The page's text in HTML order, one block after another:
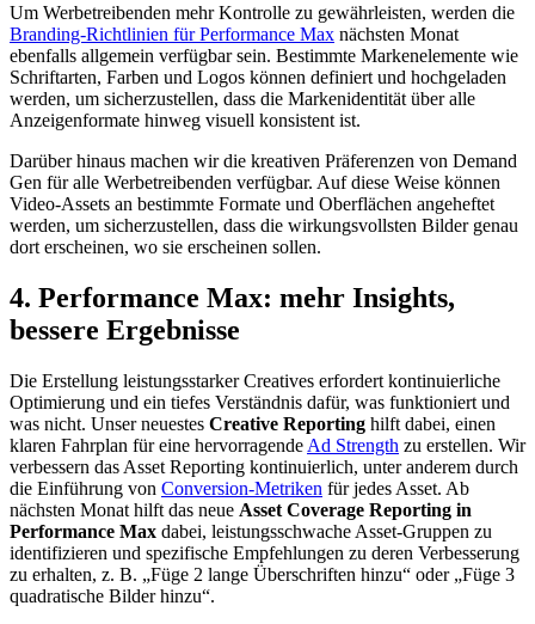
Um Werbetreibenden mehr Kontrolle zu gewährleisten, werden die
Branding-Richtlinien für Performance Max nächsten Monat
ebenfalls allgemein verfügbar sein. Bestimmte Markenelemente wie
Schriftarten, Farben und Logos können definiert und hochgeladen
werden, um sicherzustellen, dass die Markenidentität über alle
Anzeigenformate hinweg visuell konsistent ist.
Darüber hinaus machen wir die kreativen Präferenzen von Demand
Gen für alle Werbetreibenden verfügbar. Auf diese Weise können
Video-Assets an bestimmte Formate und Oberflächen angeheftet
werden, um sicherzustellen, dass die wirkungsvollsten Bilder genau
dort erscheinen, wo sie erscheinen sollen.
4. Performance Max: mehr Insights,
bessere Ergebnisse
Die Erstellung leistungsstarker Creatives erfordert kontinuierliche
Optimierung und ein tiefes Verständnis dafür, was funktioniert und
was nicht. Unser neuestes Creative Reporting hilft dabei, einen
klaren Fahrplan für eine hervorragende Ad Strength zu erstellen. Wir
verbessern das Asset Reporting kontinuierlich, unter anderem durch
die Einführung von Conversion-Metriken für jedes Asset. Ab
nächsten Monat hilft das neue Asset Coverage Reporting in
Performance Max dabei, leistungsschwache Asset-Gruppen zu
identifizieren und spezifische Empfehlungen zu deren Verbesserung
zu erhalten, z. B. „Füge 2 lange Überschriften hinzu“ oder „Füge 3
quadratische Bilder hinzu“.